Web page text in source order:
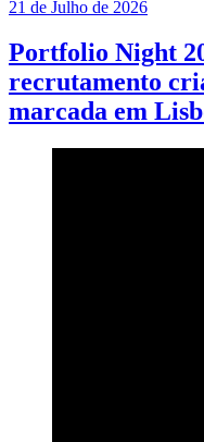
21 de Julho de 2026
Portfolio Night
recrutamento
marcada em